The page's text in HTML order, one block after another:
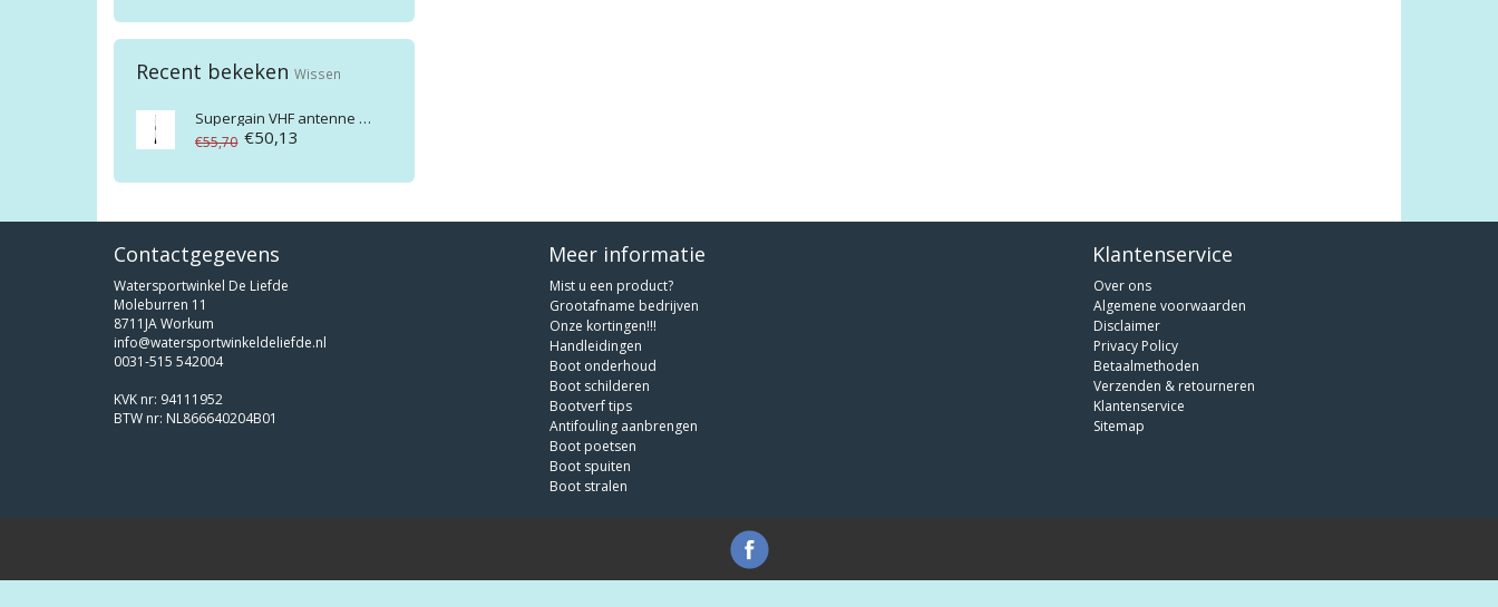
Recent bekeken Wissen
Supergain VHF antenne target 530mm met 6m kabel
€55,70 €50,13
Contactgegevens
Watersportwinkel De Liefde
Moleburren 11
8711JA Workum
info@watersportwinkeldeliefde.nl
0031-515 542004
KVK nr: 94111952
BTW nr: NL866640204B01
Meer informatie
Mist u een product?
Grootafname bedrijven
Onze kortingen!!!
Handleidingen
Boot onderhoud
Boot schilderen
Bootverf tips
Antifouling aanbrengen
Boot poetsen
Boot spuiten
Boot stralen
Klantenservice
Over ons
Algemene voorwaarden
Disclaimer
Privacy Policy
Betaalmethoden
Verzenden & retourneren
Klantenservice
Sitemap